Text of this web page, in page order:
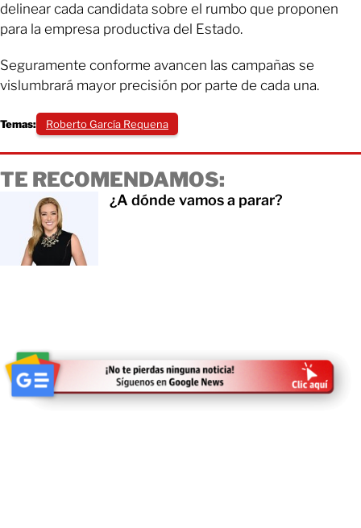
delinear cada candidata sobre el rumbo que proponen
para la empresa productiva del Estado.
Seguramente conforme avancen las campañas se
vislumbrará mayor precisión por parte de cada una.
Temas: Roberto García Requena
TE RECOMENDAMOS:
¿A dónde vamos a parar?